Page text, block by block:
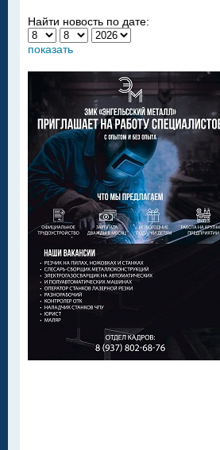
Найти новость по дате:
показать